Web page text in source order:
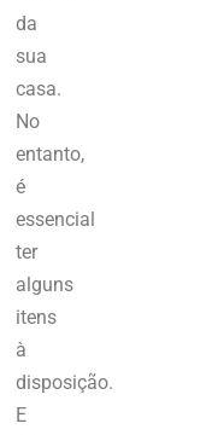
da
sua
casa.
No
entanto,
é
essencial
ter
alguns
itens
à
disposição.
E